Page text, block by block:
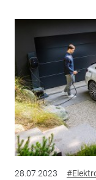
28.07.2023